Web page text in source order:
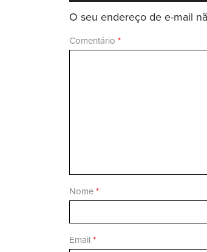
O seu endereço de e-mail
Comentário *
Nome *
Email *